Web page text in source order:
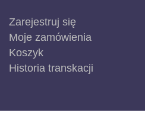
Zarejestruj się
Moje zamówienia
Koszyk
Historia transkacji